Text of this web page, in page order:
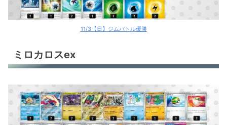
11/3【日】ジムバトル優勝
ミロカロスex